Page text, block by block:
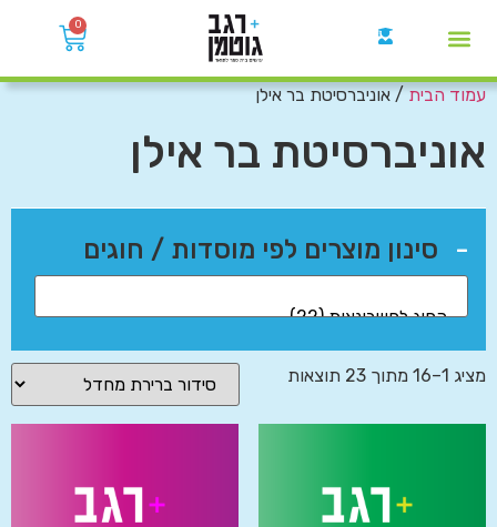
0
עמוד הבית/ אוניברסיטת בר אילן
אוניברסיטת בר אילן
סינון מוצרים לפי מוסדות / חוגים -
מציג 1–16 מתוך 23 תוצאות